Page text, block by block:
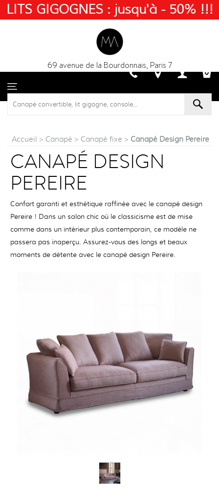
69 avenue de la Bourdonnais, Paris 7
Accueil > Canapé > Canapé fixe > Canapé Design Pereire
CANAPÉ DESIGN
PEREIRE
Confort garanti et esthétique raffinée avec le canapé design
Pereire ! Dans un salon chic où le classicisme est de mise
comme dans un intérieur plus contemporain, ce modèle ne
passera pas inaperçu. Assurez-vous des longs et beaux
moments de détente avec le canapé design Pereire.
LITS GIGOGNES : jusqu'à - 50% !!!